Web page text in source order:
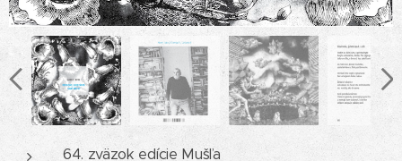
64. zväzok edície Mušľa